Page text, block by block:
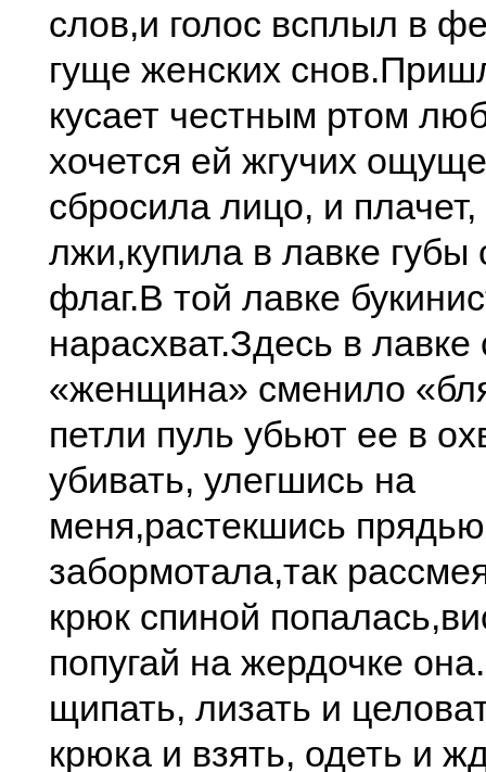
слов,и голос всплыл в
гуще женских снов.
кусает честным ртом
хочется ей жгучих
сбросила лицо, и
лжи,купила в лавке губы
флаг.В той лавке
нарасхват.Здесь в лавке
«женщина» сменило
петли пуль убьют ее в
убивать, улегшись на
меня,растекшись
забормотала,так
крюк спиной попалась,
попугай на жердочке она.
щипать, лизать и
крюка и взять, одеть и